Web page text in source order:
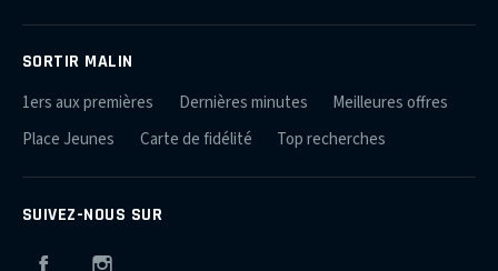
SORTIR MALIN
1ers aux premières Dernières minutes
Meilleures offres
Place Jeunes
Carte de fidélité Top recherches
SUIVEZ-NOUS SUR
Facebook